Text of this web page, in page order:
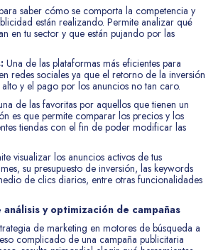
saber cómo se comporta la competencia y
están realizando. Permite analizar qué
en tu sector y que están pujando por las
Una de las plataformas más eficientes para
redes sociales ya que el retorno de la inversión
y el pago por los anuncios no tan caro.
de las favoritas por aquellos que tienen un
es que permite comparar los precios y los
tiendas con el fin de poder modificar las
visualizar los anuncios activos de tus
su presupuesto de inversión, las keywords
de clics diarios, entre otras funcionalidades
y optimización de campañas
de marketing en motores de búsqueda a
complicado de una campaña publicitaria